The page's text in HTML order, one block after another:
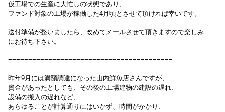
仮工場での生産に大忙しの状態であり、
ファンド対象の工場が稼働した4月頃とさせて頂ければ幸いです。
送付準備が整いましたら、改めてメールさせて頂きますので楽しみ
にお待ち下さい。
=========================================
昨年9月には満額調達になった山内鮮魚店さんですが、
資金があったとしても、 その後の工場建物の建設の遅れ、
設備の搬入の遅れなど、
あらゆることが計算通りにはいかず、時間がかかり、